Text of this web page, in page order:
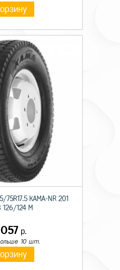
75R17.5 КАМА-NR 201
124 M
р.
10 шт.